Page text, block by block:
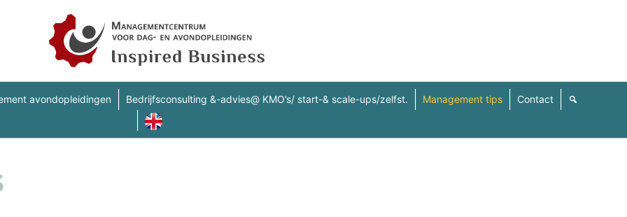
avondopleidingen Bedrijfsconsulting &-advies@ KMO’s/ start-& scale-ups/zelfst. Management tips Contact